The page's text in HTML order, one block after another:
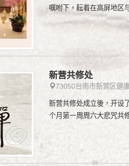
嘱咐下，耘着在高屏地区
新营共修处
73050台南市新营区健
新营共修处成立後，开设
个月第一周周六大悲咒共